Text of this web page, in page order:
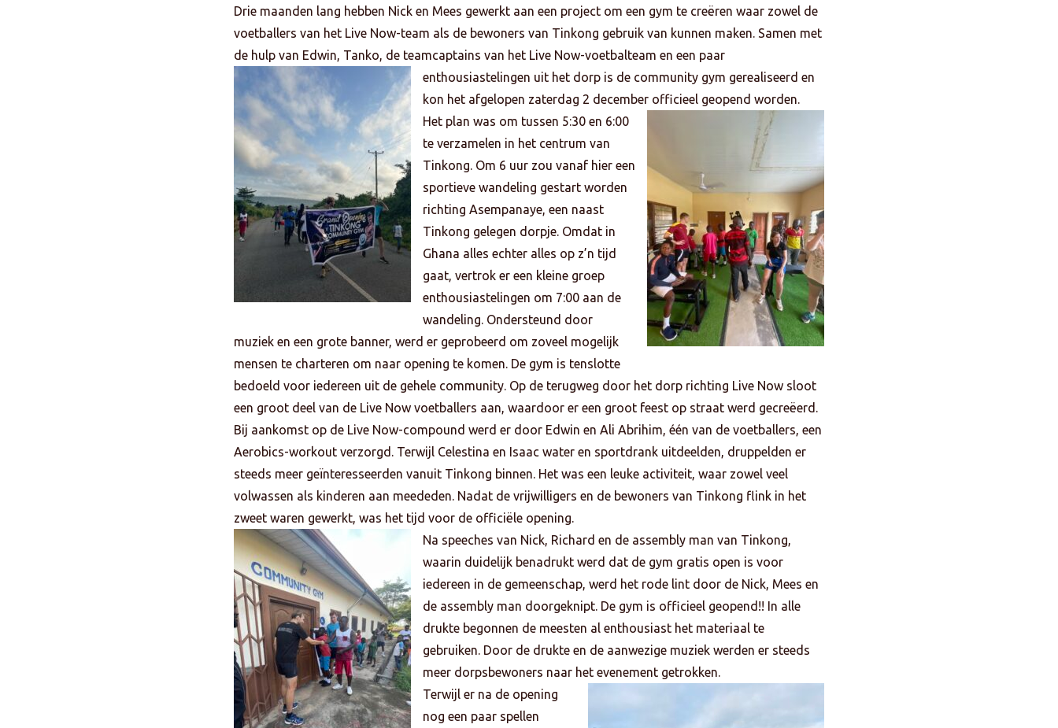
Drie maanden lang hebben Nick en Mees gewerkt aan een project om een gym te creëren waar zowel de
voetballers van het Live Now-team als de bewoners van Tinkong gebruik van kunnen maken. Samen met
de hulp van Edwin, Tanko, de teamcaptains van het Live Now-voetbalteam en een paar
enthousiastelingen uit het dorp is de community gym gerealiseerd en
kon het afgelopen zaterdag 2 december officieel geopend worden.
Het plan was om tussen 5:30 en 6:00
te verzamelen in het centrum van
Tinkong. Om 6 uur zou vanaf hier een
sportieve wandeling gestart worden
richting Asempanaye, een naast
Tinkong gelegen dorpje. Omdat in
Ghana alles echter alles op z’n tijd
gaat, vertrok er een kleine groep
enthousiastelingen om 7:00 aan de
wandeling. Ondersteund door
muziek en een grote banner, werd er geprobeerd om zoveel mogelijk
mensen te charteren om naar opening te komen. De gym is tenslotte
bedoeld voor iedereen uit de gehele community. Op de terugweg door het dorp richting Live Now sloot
een groot deel van de Live Now voetballers aan, waardoor er een groot feest op straat werd gecreëerd.
Bij aankomst op de Live Now-compound werd er door Edwin en Ali Abrihim, één van de voetballers, een
Aerobics-workout verzorgd. Terwijl Celestina en Isaac water en sportdrank uitdeelden, druppelden er
steeds meer geïnteresseerden vanuit Tinkong binnen. Het was een leuke activiteit, waar zowel veel
volwassen als kinderen aan meededen. Nadat de vrijwilligers en de bewoners van Tinkong flink in het
zweet waren gewerkt, was het tijd voor de officiële opening.
Na speeches van Nick, Richard en de assembly man van Tinkong,
waarin duidelijk benadrukt werd dat de gym gratis open is voor
iedereen in de gemeenschap, werd het rode lint door de Nick, Mees en
de assembly man doorgeknipt. De gym is officieel geopend!! In alle
drukte begonnen de meesten al enthousiast het materiaal te
gebruiken. Door de drukte en de aanwezige muziek werden er steeds
meer dorpsbewoners naar het evenement getrokken.
Terwijl er na de opening
nog een paar spellen